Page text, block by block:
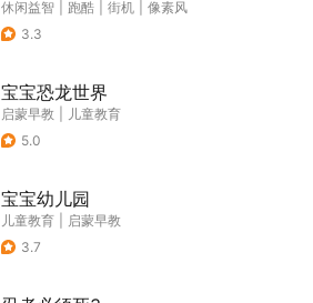
休闲益智 跑酷 街机
像素风
3.3
宝宝恐龙世界
启蒙早教
儿童教育
5.0
宝宝幼儿园
儿童教育
启蒙早教
3.7